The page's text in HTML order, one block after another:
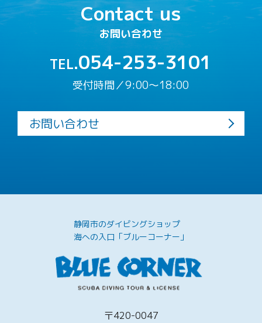
Contact us
お問い合わせ
TEL.054-253-3101
受付時間／9:00〜18:00
お問い合わせ
静岡市のダイビングショップ
海への入口「ブルーコーナー」
〒420-0047